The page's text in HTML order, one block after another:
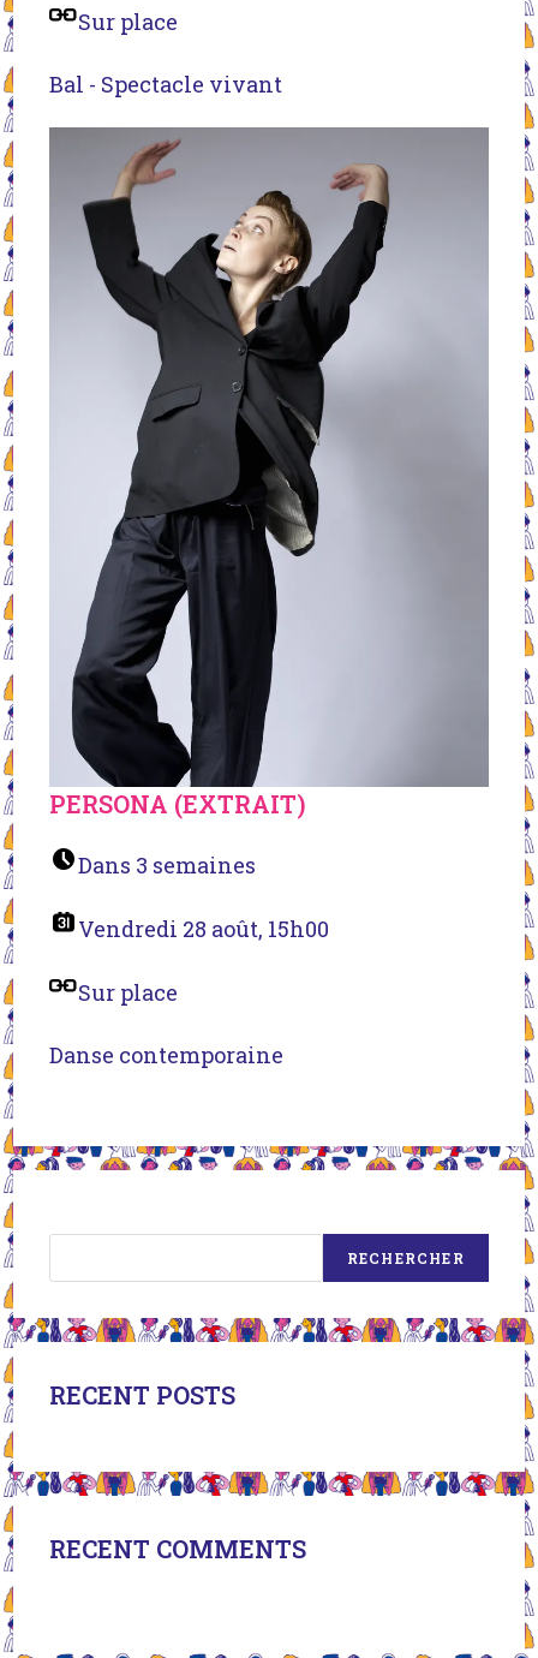
Sur place
Bal - Spectacle vivant
PERSONA (EXTRAIT)
Dans 3 semaines
Vendredi 28 août, 15h00
Sur place
Danse contemporaine
RECHERCHER
RECENT POSTS
RECENT COMMENTS